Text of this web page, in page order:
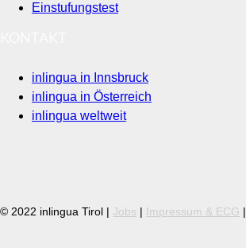
Einstufungstest
inlingua in Innsbruck
inlingua in Österreich
inlingua weltweit
© 2022 inlingua Tirol | Jobs | Impressum & ECG |